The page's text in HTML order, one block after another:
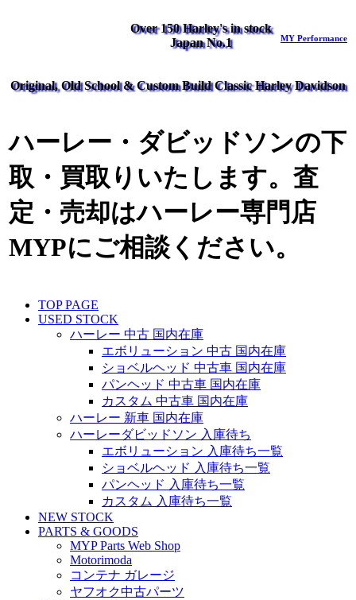
Over 150 Harley's in stock
Japan No.1
MY Performance
Original, Old School & Custom Build Classic Harley Davidson
ハーレー・ダビッドソンの下
取・買取りいたします。査
定・売却はハーレー専門店
MYPにご相談ください。
TOP PAGE
USED STOCK
ハーレー 中古 国内在庫
エボリューション 中古 国内在庫
ショベルヘッド 中古車 国内在庫
パンヘッド 中古車 国内在庫
カスタム 中古車 国内在庫
ハーレー 新車 国内在庫
ハーレーダビッドソン 入庫待ち
エボリューション 入庫待ち一覧
ショベルヘッド 入庫待ち一覧
パンヘッド 入庫待ち一覧
カスタム 入庫待ち一覧
NEW STOCK
PARTS & GOODS
MYP Parts Web Shop
Motorimoda
コンテナ ガレージ
ヤフオク中古パーツ